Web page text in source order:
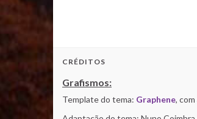
CRÉDITOS
Grafismos:
Template do tema: Graphene,